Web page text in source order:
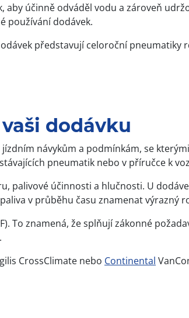
účinně odváděl vodu a zároveň
používání dodávek.
představují celoroční pneumatiky
dodávku
návykům a podmínkám, se
pneumatik nebo v příručce k
palivové účinnosti a hlučnosti. U
v průběhu času znamenat výrazný
To znamená, že splňují zákonné
CrossClimate nebo Continental